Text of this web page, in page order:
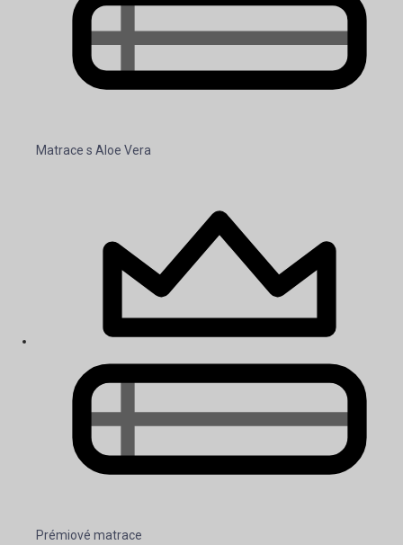
Matrace s Aloe Vera
Prémiové matrace